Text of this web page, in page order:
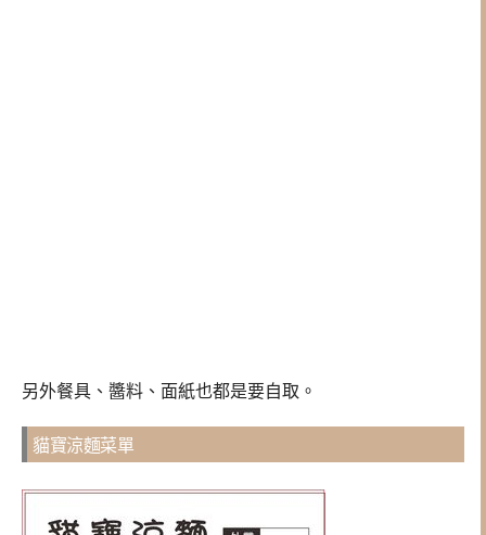
另外餐具、醬料、面紙也都是要自取。
貓寶涼麵菜單